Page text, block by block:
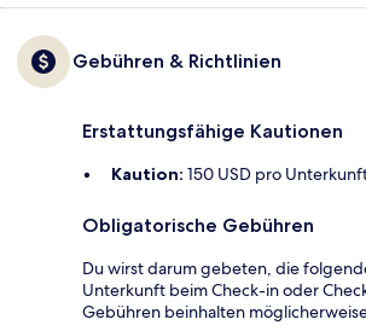
Gebühren & Richtlinien
Erstattungsfähige Kautionen
Kaution: 150 USD pro
Obligatorische Gebühren
Du wirst darum gebeten, die
Unterkunft beim Check-in oder
Gebühren beinhalten